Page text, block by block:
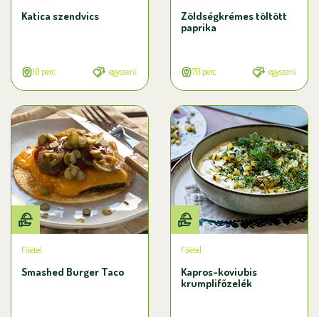
Katica szendvics
10 perc egyszerű
Zöldségkrémes töltött
paprika
70 perc egyszerű
Főétel
Smashed Burger Taco
Főétel
Kapros-koviubis
krumplifőzelék